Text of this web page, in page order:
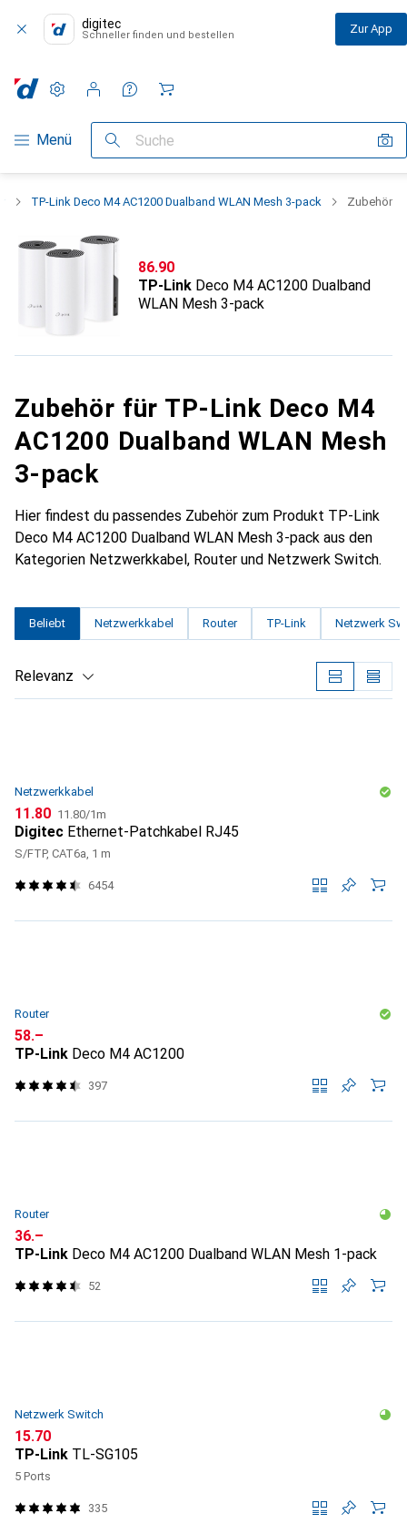
digitec
Schneller finden und bestellen Zur App
Navigation nach Kategorien
Menü Suche
Einstellungen
Kundenkonto
Vergleichslisten
Merklisten
Warenkorb
TP-Link Deco M4 AC1200 Dualband WLAN Mesh 3-pack Zubehör
CHF
86.90
TP-Link Deco M4 AC1200 Dualband
WLAN Mesh 3-pack
Zubehör für TP-Link Deco M4
AC1200 Dualband WLAN Mesh
3-pack
Hier findest du passendes Zubehör zum Produkt TP-Link
Deco M4 AC1200 Dualband WLAN Mesh 3-pack aus den
Kategorien Netzwerkkabel, Router und Netzwerk Switch.
Beliebt Netzwerkkabel Router TP-Link Netzwerk
Relevanz
Netzwerkkabel
CHF
11.80 CHF
11.80/1m
Digitec Ethernet-Patchkabel RJ45
S/FTP, CAT6a, 1 m
6454
Router
CHF
58.–
TP-Link Deco M4 AC1200
397
Router
CHF
36.–
TP-Link Deco M4 AC1200 Dualband WLAN Mesh 1-pack
52
Netzwerk Switch
CHF
15.70
TP-Link TL-SG105
5 Ports
335